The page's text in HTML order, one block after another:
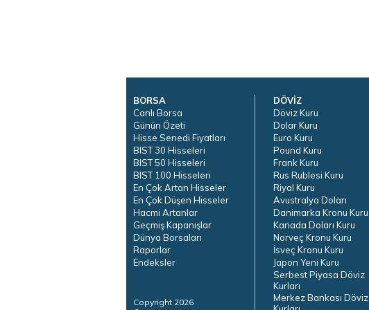
BORSA
Canlı Borsa
Günün Özeti
Hisse Senedi Fiyatları
BIST 30 Hisseleri
BIST 50 Hisseleri
BIST 100 Hisseleri
En Çok Artan Hisseler
En Çok Düşen Hisseler
Hacmi Artanlar
Geçmiş Kapanışlar
Dünya Borsaları
Raporlar
Endeksler
Copyright 2026
DÖVİZ
Döviz Kuru
Dolar Kuru
Euro Kuru
Pound Kuru
Frank Kuru
Rus Rublesi Kuru
Riyal Kuru
Avustralya Doları
Danimarka Kronu Kuru
Kanada Doları Kuru
Norveç Kronu Kuru
İsveç Kronu Kuru
Japon Yeni Kuru
Serbest Piyasa Döviz
Kurları
Merkez Bankası Döviz